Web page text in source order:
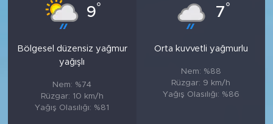
9°
Bölgesel düzensiz yağmur
yağışlı
Nem: %74
Rüzgar: 10 km/h
Yağış Olasılığı: %81
7°
Orta kuvvetli yağmurlu
Nem: %88
Rüzgar: 9 km/h
Yağış Olasılığı: %86